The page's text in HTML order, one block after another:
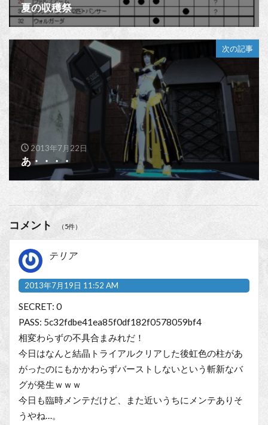
夏の収穫祭
次の記事
2013年7月22日
あ・・・・
コメント （5件）
テリア
2013年7月19日 11:52 AM
SECRET: 0
PASS: 5c32fdbe41ea85f0df182f0578059bf4
相変わらずの不具合まみれだ！
今日はなんと結晶トライアルクリアした後虹色の柱があ
がったのにもかかわらずバーストしないという斬新なバ
グが発生ｗｗｗ
今日も臨時メンテだけど、また近いうちにメンテありそ
うやね…。